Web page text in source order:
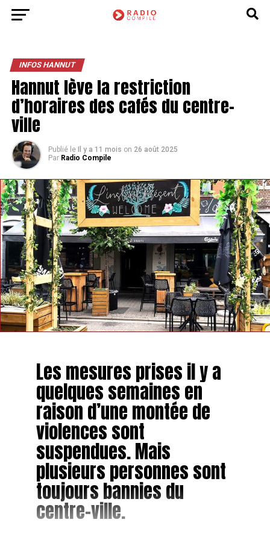
INFOS HANNUT
Hannut lève la restriction
d’horaires des cafés du centre-
ville
Publié le Il y a 11 mois on 26 août 2025
Par Radio Compile
Les mesures prises il y a
quelques semaines en
raison d’une montée de
violences sont
suspendues. Mais
plusieurs personnes sont
toujours bannies du
centre-ville.